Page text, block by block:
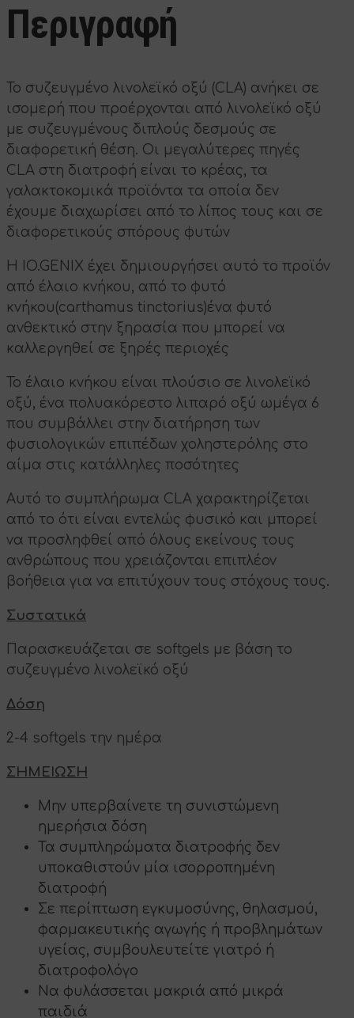
Περιγραφή
Το συζευγμένο λινολεϊκό οξύ (CLA) ανήκει σε
ισομερή που προέρχονται από λινολεϊκό οξύ
με συζευγμένους διπλούς δεσμούς σε
διαφορετική θέση. Οι μεγαλύτερες πηγές
CLA στη διατροφή είναι το κρέας, τα
γαλακτοκομικά προϊόντα τα οποία δεν
έχουμε διαχωρίσει από το λίπος τους και σε
διαφορετικούς σπόρους φυτών
Η IO.GENIX έχει δημιουργήσει αυτό το προϊόν
από έλαιο κνήκου, από το φυτό
κνήκου(carthamus tinctorius)ένα φυτό
ανθεκτικό στην ξηρασία που μπορεί να
καλλεργηθεί σε ξηρές περιοχές
Το έλαιο κνήκου είναι πλούσιο σε λινολεϊκό
οξύ, ένα πολυακόρεστο λιπαρό οξύ ωμέγα 6
που συμβάλλει στην διατήρηση των
φυσιολογικών επιπέδων χοληστερόλης στο
αίμα στις κατάλληλες ποσότητες
Αυτό το συμπλήρωμα CLA χαρακτηρίζεται
από το ότι είναι εντελώς φυσικό και μπορεί
να προσληφθεί από όλους εκείνους τους
ανθρώπους που χρειάζονται επιπλέον
βοήθεια για να επιτύχουν τους στόχους τους.
Συστατικά
Παρασκευάζεται σε softgels με βάση το
συζευγμένο λινολεϊκό οξύ
Δόση
2-4 softgels την ημέρα
ΣΗΜΕΙΩΣΗ
Μην υπερβαίνετε τη συνιστώμενη
ημερήσια δόση
Τα συμπληρώματα διατροφής δεν
υποκαθιστούν μία ισορροπημένη
διατροφή
Σε περίπτωση εγκυμοσύνης, θηλασμού,
φαρμακευτικής αγωγής ή προβλημάτων
υγείας, συμβουλευτείτε γιατρό ή
διατροφολόγο
Να φυλάσσεται μακριά από μικρά
παιδιά